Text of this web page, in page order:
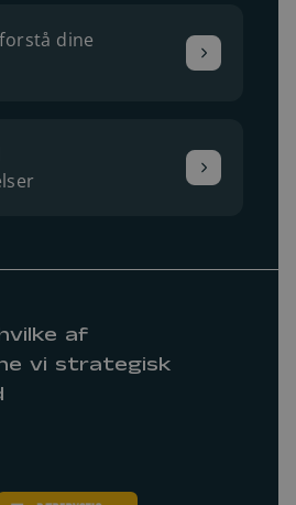
dine
af
vi strategisk